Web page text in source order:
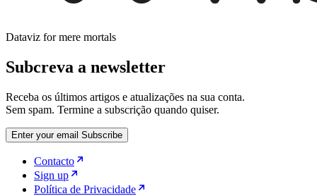
Dataviz for mere mortals
Subcreva a newsletter
Receba os últimos artigos e atualizações na sua conta.
Sem spam. Termine a subscrição quando quiser.
Enter your email Subscribe
Contacto
Sign up
Política de Privacidade